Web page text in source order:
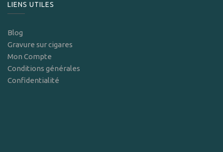
LIENS UTILES
Blog
Gravure sur cigares
Mon Compte
Conditions générales
Confidentialité